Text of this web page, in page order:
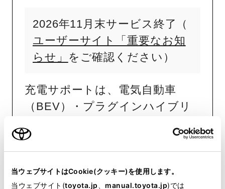
当ウェブサイトはCookie(クッキー)を使用します。
当ウェブサイト(toyota.jp manual.toyota.jp)では
2026年11月末サービス終了（
ユーザーサイト「重要なお知
らせ」 をご確認ください）
充電サポートは、電気自動車
（BEV）・プラグインハイブリ
けるサービスです。
ご加入いただくと、トヨタ・レ
クサス販売店や全国の商業施設・